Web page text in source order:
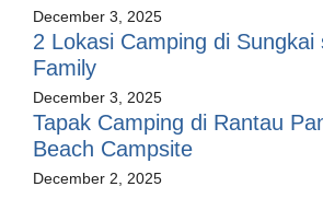
December 3, 2025
2 Lokasi Camping di Sungkai
Family
December 3, 2025
Tapak Camping di Rantau
Beach Campsite
December 2, 2025